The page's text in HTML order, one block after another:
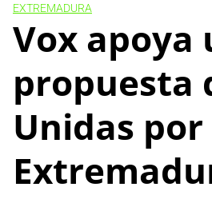
EXTREMADURA
Vox apoya
propuesta
Unidas por